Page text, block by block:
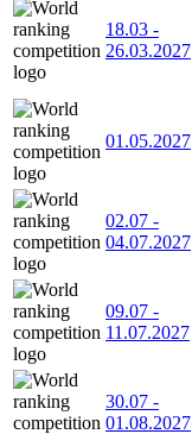
18.03 -
26.03.2027
01.05.2027
02.07 -
04.07.2027
09.07 -
11.07.2027
30.07 -
01.08.2027